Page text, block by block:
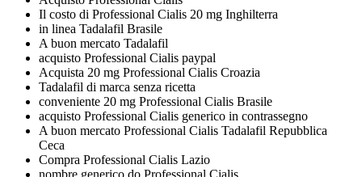
Il costo di Professional Cialis 20 mg Inghilterra
in linea Tadalafil Brasile
A buon mercato Tadalafil
acquisto Professional Cialis paypal
Acquista 20 mg Professional Cialis Croazia
Tadalafil di marca senza ricetta
conveniente 20 mg Professional Cialis Brasile
acquisto Professional Cialis generico in contrassegno
A buon mercato Professional Cialis Tadalafil Repubblica
Ceca
Compra Professional Cialis Lazio
nombre generico do Professional Cialis